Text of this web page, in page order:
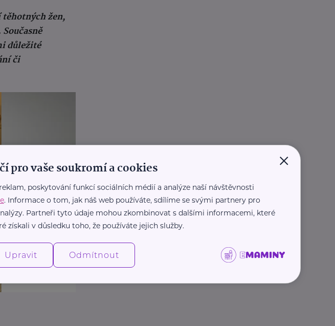
těhotných žen,
důležité
či
×
pro vaše soukromí a cookies
poskytování funkcí sociálních médií a analýze naší návštěvnosti
. Informace o tom, jak náš web používáte, sdílíme se svými partnery pro
Partneři tyto údaje mohou zkombinovat s dalšími informacemi, které
získali v důsledku toho, že používáte jejich služby.
Upravit Odmítnout